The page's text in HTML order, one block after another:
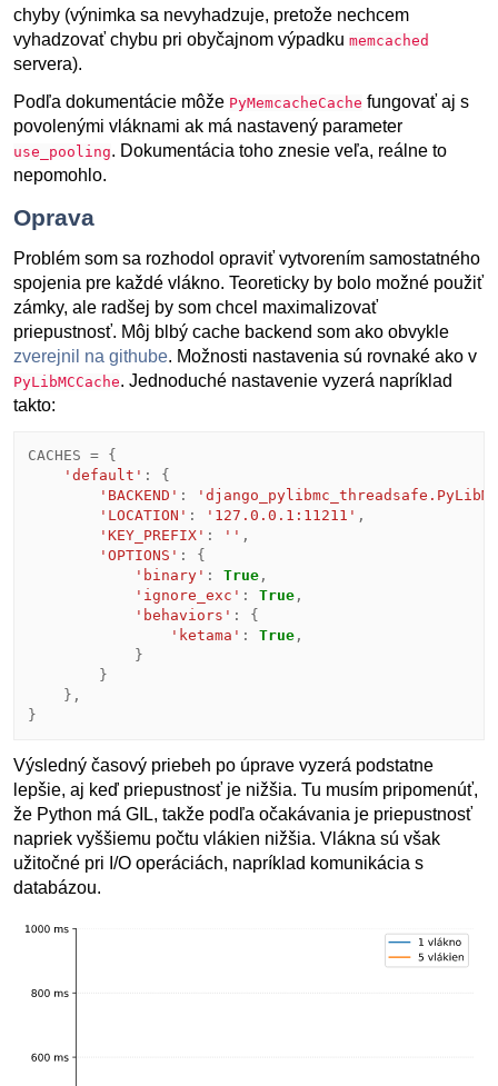
chyby (výnimka sa nevyhadzuje, pretože nechcem
vyhadzovať chybu pri obyčajnom výpadku memcached
servera).
Podľa dokumentácie môže PyMemcacheCache fungovať aj s
povolenými vláknami ak má nastavený parameter
use_pooling. Dokumentácia toho znesie veľa, reálne to
nepomohlo.
Oprava
Problém som sa rozhodol opraviť vytvorením samostatného
spojenia pre každé vlákno. Teoreticky by bolo možné použiť
zámky, ale radšej by som chcel maximalizovať
priepustnosť. Môj blbý cache backend som ako obvykle
zverejnil na githube. Možnosti nastavenia sú rovnaké ako v
PyLibMCCache. Jednoduché nastavenie vyzerá napríklad
takto:
CACHES = {
'default' :
{
'BACKEND' :
'LOCATION' : '127.0.0.1:11211' ,
'KEY_PREFIX' : '' ,
'OPTIONS' :
{
'binary' : True ,
'ignore_exc' : True ,
'behaviors' :
{
'ketama' : True ,
}
}
},
}
Výsledný časový priebeh po úprave vyzerá podstatne
lepšie, aj keď priepustnosť je nižšia. Tu musím pripomenúť,
že Python má GIL, takže podľa očakávania je priepustnosť
napriek vyššiemu počtu vlákien nižšia. Vlákna sú však
užitočné pri I/O operáciách, napríklad komunikácia s
databázou.